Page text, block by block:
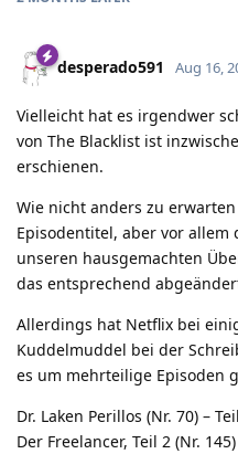
desperado591 Aug 16,
Vielleicht hat es irgendwer
von The Blacklist ist
erschienen.
Wie nicht anders zu
Episodentitel, aber vor
unseren hausgemachten
das entsprechend
Allerdings hat Netflix bei
Kuddelmuddel bei der
es um mehrteilige Episoden
Dr. Laken Perillos (Nr. 70) –
Der Freelancer, Teil 2 (Nr. 145)